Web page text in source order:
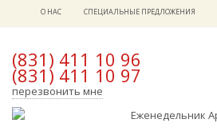
О НАС СПЕЦИАЛЬНЫЕ ПРЕДЛОЖЕНИЯ
x
(831) 411 10 96
(831) 411 10 97
перезвонить мне